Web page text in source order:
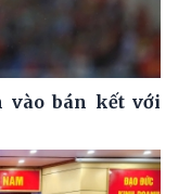
vào bán kết với